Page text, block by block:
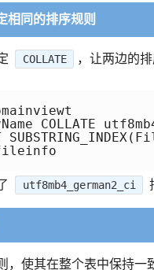
相同的排序规则
COLLATE ，让两边的
COLLATE
utf8mb4_german2_ci
，使其在整个表中保持一